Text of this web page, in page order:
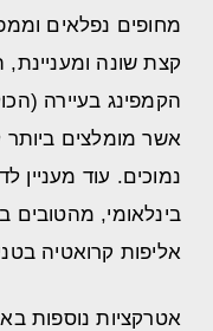
מחופים נפלאים
קצת שונה
הקמפינג בעיירה
אשר מומלצים ביותר
נמוכים. עוד מעניין
בינלאומי,
אליפות קרואטיה
אטרקציות נוספות